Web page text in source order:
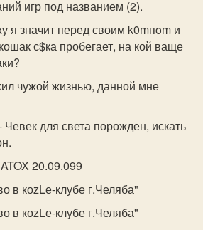
игр под названием (2).
я значит перед своим k0mпom и
с$ка пробегает, на кой ваще
чужой жизнью, данной мне
Чевек для света порожден, искать
20.09.099
в коzLе-клубе г.Челяба"
в коzLе-клубе г.Челяба"